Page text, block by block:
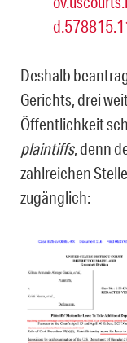
Deshalb
Gerichts, drei
Öffentlichkeit
plaintiffs, denn
zahlreichen
zugänglich: